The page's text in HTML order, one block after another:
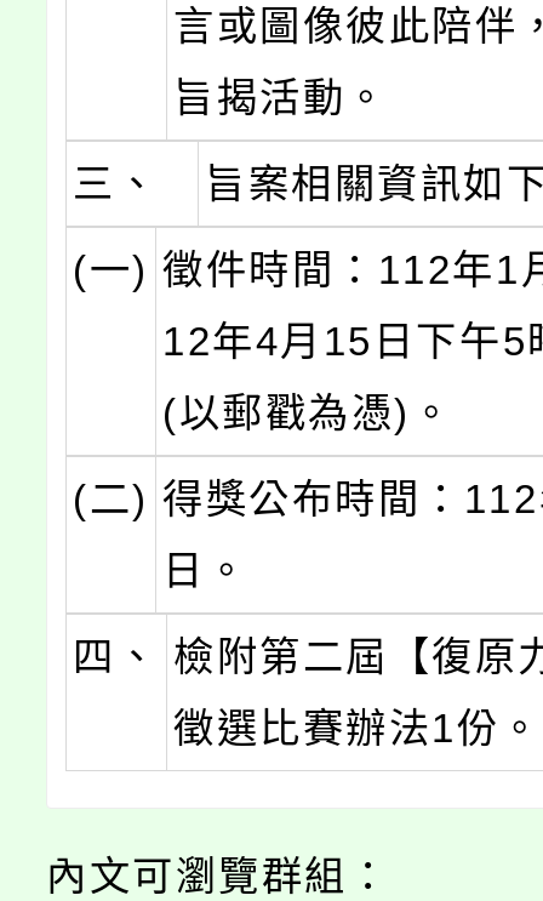
言或圖像彼此陪伴
旨揭活動。
三、
旨案相關資訊如
(一) 徵件時間：112年1
12年4月15日下午5
(以郵戳為憑)。
(二) 得獎公布時間：
日。
四、
檢附第二屆【復原
徵選比賽辦法1份。
內文可瀏覽群組：